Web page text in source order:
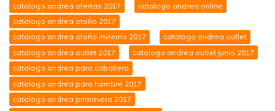
catalogo andrea ofertas 2017
catalogo andrea online
catalogo andrea otoño 2017
catalogo andrea otoño invierno 2017
catalogo andrea outlet
catalogo andrea outlet 2017
catalogo andrea outlet junio 2017
catalogo andrea para caballero
catalogo andrea para hombre 2017
catalogo andrea primavera 2017